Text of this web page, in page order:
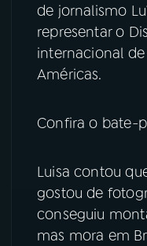
PODCASTS
06VIDEOCASTS
07 ÚLTIMAS
08FESTIVAL DE
ACOMPANHE A RÁDIO
de jornalismo
representar o
internacional de
Américas.
Confira o bate-
Luisa contou
gostou de
conseguiu
mas mora em